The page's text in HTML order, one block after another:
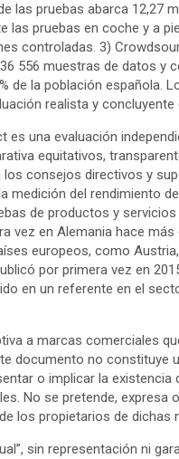
las pruebas abarca 12,27
las pruebas en coche y a
controladas. 3)
556 muestras de datos y
de la población española.
realista y
es una evaluación
equitativos,
consejos directivos y
medición del rendimiento
de productos y
vez en Alemania hace
europeos, como
por primera vez en
en un referente en el
a marcas comerciales
documento no constituye
o implicar la
No se pretende, expresa
los propietarios de dichas
sin representación ni